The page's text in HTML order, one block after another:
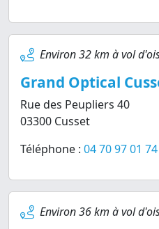
Environ 32 km à vol
Grand Optical
Rue des Peupliers 40
03300 Cusset
Téléphone : 04 70 97 01 74
Environ 36 km à vol